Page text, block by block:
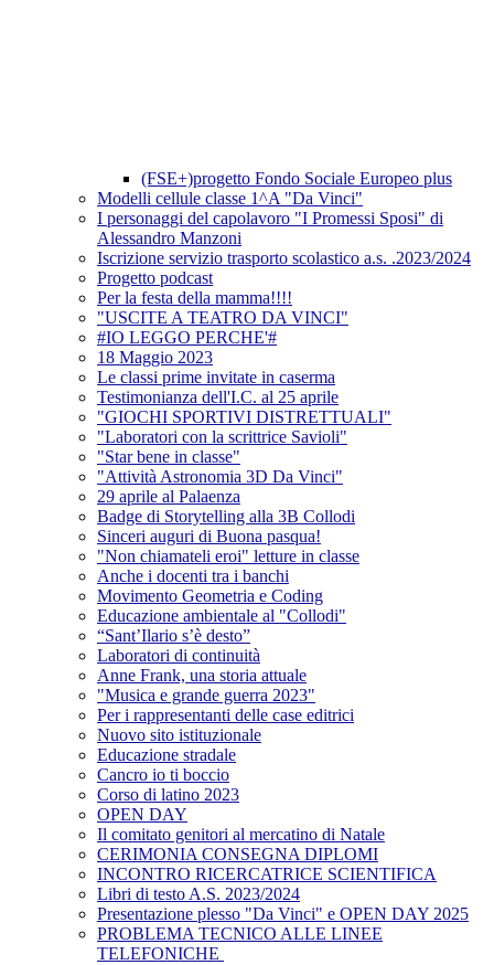
(FSE+)progetto Fondo Sociale Europeo plus
Modelli cellule classe 1^A "Da Vinci"
I personaggi del capolavoro "I Promessi Sposi" di
Alessandro Manzoni
Iscrizione servizio trasporto scolastico a.s. .2023/2024
Progetto podcast
Per la festa della mamma!!!!
"USCITE A TEATRO DA VINCI"
#IO LEGGO PERCHE'#
18 Maggio 2023
Le classi prime invitate in caserma
Testimonianza dell'I.C. al 25 aprile
"GIOCHI SPORTIVI DISTRETTUALI"
"Laboratori con la scrittrice Savioli"
"Star bene in classe"
"Attività Astronomia 3D Da Vinci"
29 aprile al Palaenza
Badge di Storytelling alla 3B Collodi
Sinceri auguri di Buona pasqua!
"Non chiamateli eroi" letture in classe
Anche i docenti tra i banchi
Movimento Geometria e Coding
Educazione ambientale al "Collodi"
“Sant’Ilario s’è desto”
Laboratori di continuità
Anne Frank, una storia attuale
"Musica e grande guerra 2023"
Per i rappresentanti delle case editrici
Nuovo sito istituzionale
Educazione stradale
Cancro io ti boccio
Corso di latino 2023
OPEN DAY
Il comitato genitori al mercatino di Natale
CERIMONIA CONSEGNA DIPLOMI
INCONTRO RICERCATRICE SCIENTIFICA
Libri di testo A.S. 2023/2024
Presentazione plesso "Da Vinci" e OPEN DAY 2025
PROBLEMA TECNICO ALLE LINEE
TELEFONICHE